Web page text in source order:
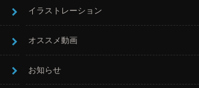
イラストレーション
オススメ動画
お知らせ